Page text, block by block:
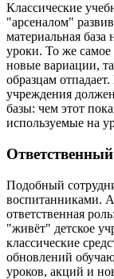
Классические
"арсеналом"
материальная база
уроки. То же самое
новые вариации,
образцам
учреждения
базы: чем этот
используемые на
Подобный
воспитанниками.
ответственная
"живёт" детское
классические
обновлений
уроков, акций и